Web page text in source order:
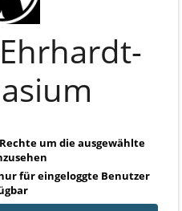
um die ausgewählte
für eingeloggte Benutzer